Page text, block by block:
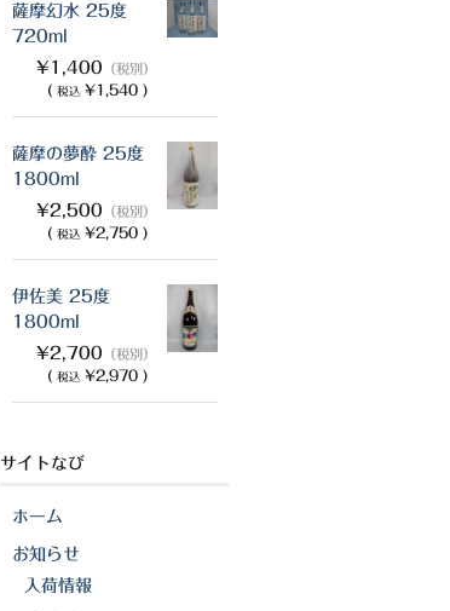
薩摩幻水 25度
720ml
¥1,400 （税別）
( 税込 ¥1,540 )
薩摩の夢酔 25度
1800ml
¥2,500 （税別）
( 税込 ¥2,750 )
伊佐美 25度
1800ml
¥2,700 （税別）
( 税込 ¥2,970 )
サイトなび
ホーム
お知らせ
入荷情報